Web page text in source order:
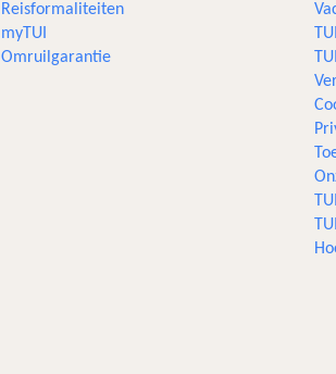
Reisformaliteiten
myTUI
Omruilgarantie